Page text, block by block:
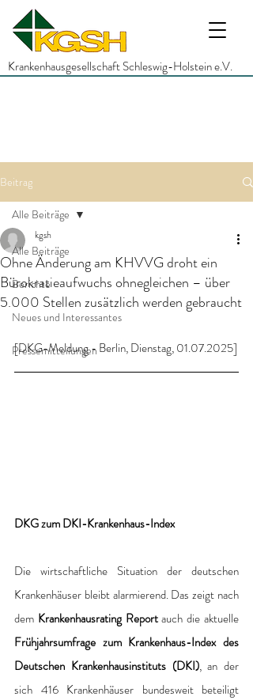
Krankenhausgesellschaft Schleswig-Holstein e.V.
Beitrag
Alle Beiträge
Berichte
Neues und Interessantes
Pressemitteilungen
Alle Beiträge
Ohne Änderung am KHVVG droht ein
Bürokratieaufwuchs ohnegleichen – über
5.000 Stellen zusätzlich werden gebraucht
kgsh
[DKG-Meldung - Berlin, Dienstag, 01.07.2025]
DKG zum DKI-Krankenhaus-Index
Die wirtschaftliche Situation der deutschen
Krankenhäuser bleibt alarmierend. Das zeigt nach
dem Krankenhausrating Report
Frühjahrsumfrage zum Krankenhaus-Index des
Deutschen Krankenhausinstituts (DKI), an der
sich 416 Krankenhäuser bundesweit beteiligt